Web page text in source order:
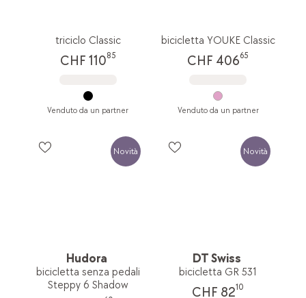
triciclo Classic
CHF 11085
Venduto da un partner
bicicletta YOUKE Classic
CHF 40665
Venduto da un partner
Novità
Hudora
bicicletta senza pedali
Steppy 6 Shadow
Novità
DT Swiss
bicicletta GR 531
CHF 8210